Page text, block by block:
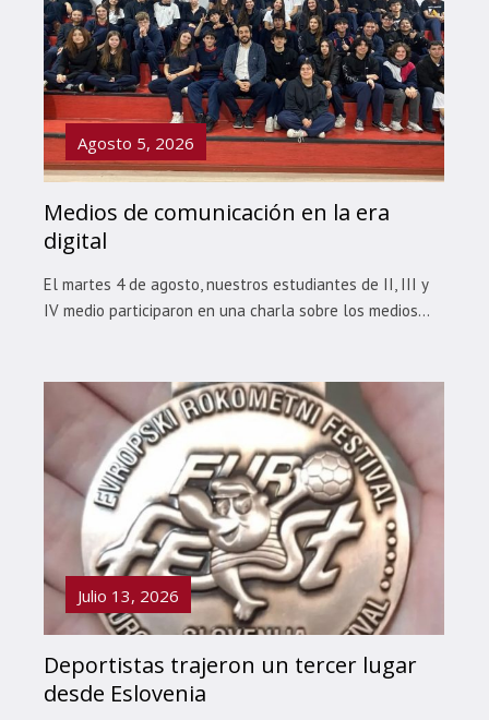
Agosto 5, 2026
Medios de comunicación en la era
digital
El martes 4 de agosto, nuestros estudiantes de II, III y
IV medio participaron en una charla sobre los medios...
Julio 13, 2026
Deportistas trajeron un tercer lugar
desde Eslovenia